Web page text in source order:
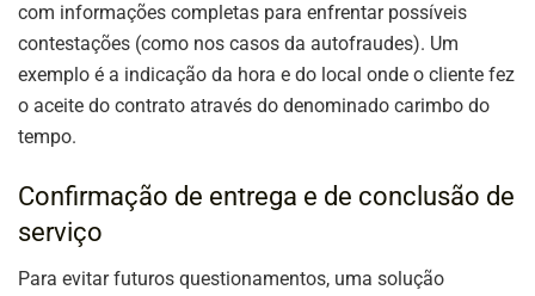
com informações completas para enfrentar possíveis
contestações (como nos casos da autofraudes). Um
exemplo é a indicação da hora e do local onde o cliente fez
o aceite do contrato através do denominado carimbo do
tempo.
Confirmação de entrega e de conclusão de
serviço
Para evitar futuros questionamentos, uma solução